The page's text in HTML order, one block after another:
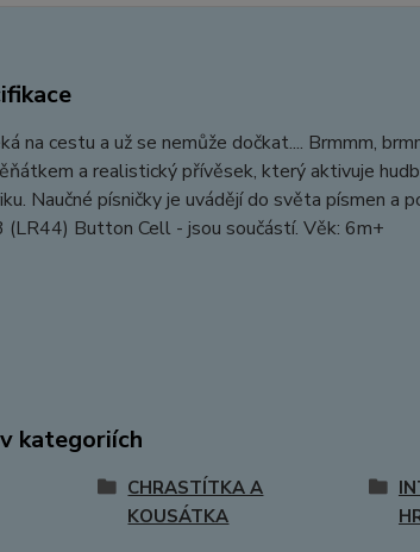
na cestu a už se nemůže dočkat.... Brmmm,
a realistický přívěsek, který aktivuje
Naučné písničky je uvádějí do světa písmen
Button Cell - jsou součástí. Věk: 6m+
kategoriích
CHRASTÍTKA A
KOUSÁTKA